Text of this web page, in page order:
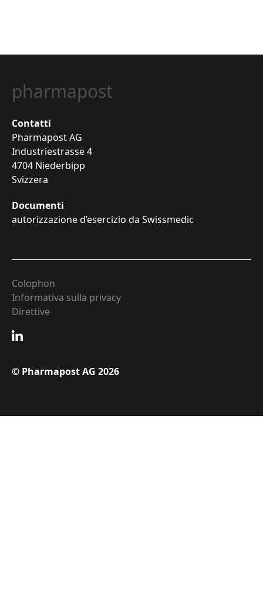
pharmapost
Contatti
Pharmapost AG
Industriestrasse 4
4704 Niederbipp
Svizzera
Documenti
autorizzazione d’esercizio da Swissmedic
Colophon
Informativa sulla privacy
Direttive
© Pharmapost AG 2026